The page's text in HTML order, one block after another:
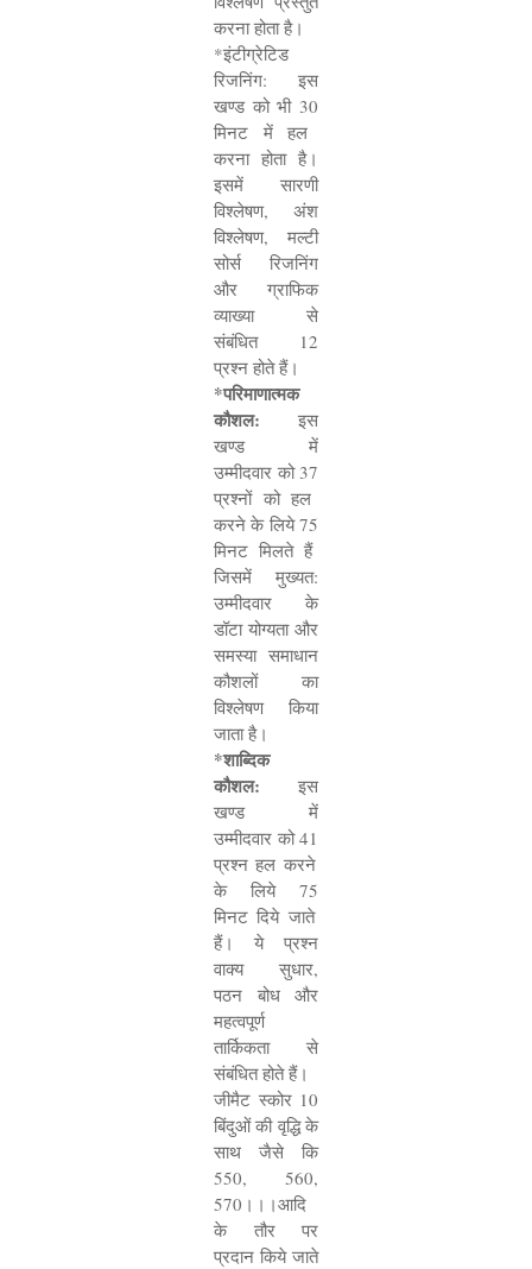
करना होता है।
*इंटीग्रेटिड
रिजनिंग: इस
खण्ड को भी 30
मिनट में हल
करना होता है।
इसमें सारणी
विश्लेषण, अंश
विश्लेषण, मल्टी
सोर्स रिजनिंग
और ग्राफिक
व्याख्या से
संबंधित 12
प्रश्न होते हैं।
*परिमाणात्मक
कौशल: इस
खण्ड में
उम्मीदवार को 37
प्रश्नों को हल
करने के लिये75
मिनट मिलते हैं
जिसमें मुख्यत:
उम्मीदवार के
डॉटा योग्यता और
समस्या समाधान
कौशलों का
विश्लेषण किया
जाता है।
*शाब्दिक
कौशल: इस
खण्ड में
उम्मीदवार को41
प्रश्न हल करने
के लिये 75
मिनट दिये जाते
हैं। ये प्रश्न
वाक्य सुधार,
पठन बोध और
महत्वपूर्ण
तार्किकता से
संबंधित होते हैं।
जीमैट स्कोर 10
बिंदुओं की वृद्धि के
साथ जैसे कि
550, 560,
570 ।।।आदि
के तौर पर
प्रदान किये जाते